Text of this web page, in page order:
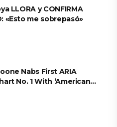
LLORA y CONFIRMA
«Esto me sobrepasó»
Nabs First ARIA
No. 1 With ‘American